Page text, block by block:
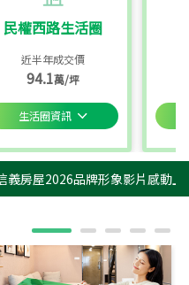
民權西路生活圈
近半年成交價
94.1萬/坪
生活圈資訊
房屋2026品牌形象影片感動上